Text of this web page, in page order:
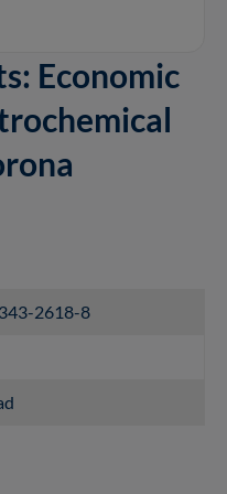
Economic
2618-8